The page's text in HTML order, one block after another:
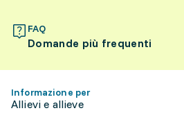
FAQ
Domande più frequenti
Informazione per
Allievi e allieve